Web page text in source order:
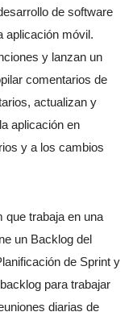
de software
aplicación móvil.
y lanzan un
comentarios de
actualizan y
aplicación en
y a los cambios
que trabaja en una
un Backlog del
de Sprint y
para trabajar
diarias de